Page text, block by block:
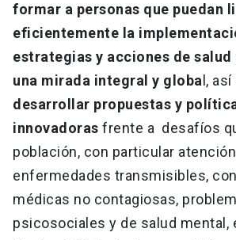
formar a personas que puedan
eficientemente la
estrategias y acciones de salud
una mirada integral y globa l,
desarrollar propuestas y
innovadoras frente a desafíos
población, con particular
enfermedades transmisibles,
médicas no contagiosas,
psicosociales y de salud mental,